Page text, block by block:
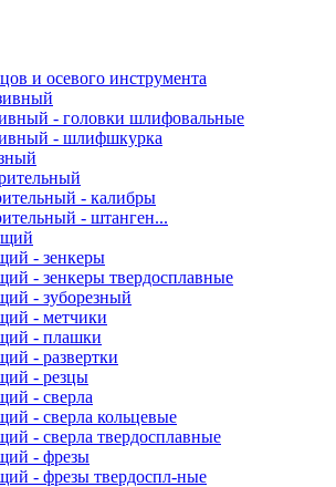
и осевого инструмента
- головки шлифовальные
- шлифшкурка
- калибры
- штанген...
- зенкеры
- зенкеры твердосплавные
- зуборезный
- метчики
- плашки
- развертки
- резцы
- сверла
- сверла кольцевые
- сверла твердосплавные
- фрезы
- фрезы твердоспл-ные